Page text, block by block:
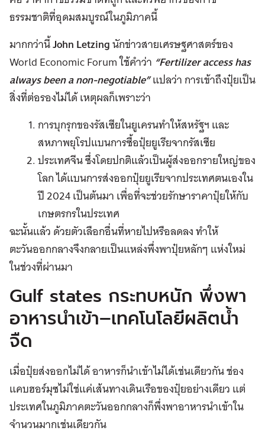
ธรรมชาติที่อุดมสมบูรณ์ในภูมิภาคนี้
มากกว่านี้John Letzingนักข่าวสายเศรษฐศาสตร์ของ
World Economic Forum ใช้คำว่า “Fertilizer access has
always been a non-negotiable”แปลว่า การเข้าถึงปุ๋ยเป็น
สิ่งที่ต่อรองไม่ได้ เหตุผลก็เพราะว่า
การบุกรุกของรัสเซียในยูเครนทำให้สหรัฐฯ และ
สหภาพยุโรปแบนการซื้อปุ๋ยยูเรียจากรัสเซีย
ประเทศจีน ซึ่งโดยปกติแล้วเป็นผู้ส่งออกรายใหญ่ของ
โลก ได้แบนการส่งออกปุ๋ยยูเรียจากประเทศตนเองใน
ปี 2024 เป็นต้นมา เพื่อที่จะช่วยรักษาราคาปุ๋ยให้กับ
เกษตรกรในประเทศ
ฉะนั้นแล้ว ด้วยตัวเลือกอื่นที่หายไปหรือลดลง ทำให้
ตะวันออกกลางจึงกลายเป็นแหล่งพึ่งพาปุ๋ยหลักๆ แห่งใหม่
ในช่วงที่ผ่านมา
Gulf states กระทบหนัก พึ่งพา
อาหารนำเข้า–เทคโนโลยีผลิตน้ำ
จืด
เมื่อปุ๋ยส่งออกไม่ได้ อาหารก็นำเข้าไม่ได้เช่นเดียวกัน ช่อง
แคบฮอร์มุซไม่ใช่แค่เส้นทางเดินเรือของปุ๋ยอย่างเดียว แต่
ประเทศในภูมิภาคตะวันออกกลางก็พึ่งพาอาหารนำเข้าใน
จำนวนมากเช่นเดียวกัน